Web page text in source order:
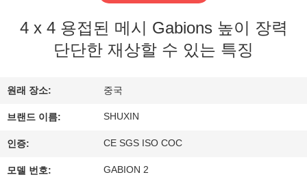
것
공
장
4 x 4 용접된 메시 Gabions 높이 장력
단단한 재상할 수 있는 특징
원래 장소: 중국
브랜드 이름: SHUXIN
인증: CE SGS ISO COC
모델 번호: GABION 2